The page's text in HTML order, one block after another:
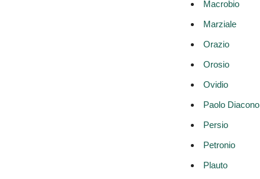
Macrobio
Marziale
Orazio
Orosio
Ovidio
Paolo Diacono
Persio
Petronio
Plauto